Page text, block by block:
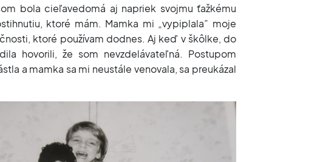
bola cieľavedomá aj napriek svojmu ťažkému
ktoré mám. Mamka mi „vypiplala” moje
ktoré používam dodnes. Aj keď v škôlke, do
hovorili, že som nevzdelávateľná. Postupom
a mamka sa mi neustále venovala, sa preukázal